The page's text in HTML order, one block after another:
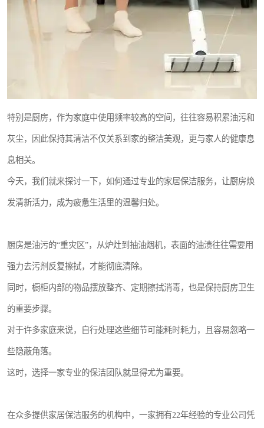
特别是厨房，作为家庭中使用频率较高的空间，往往容易积累油污和
灰尘，因此保持其清洁不仅关系到家的整洁美观，更与家人的健康息
息相关。
今天，我们就来探讨一下，如何通过专业的家居保洁服务，让厨房焕
发清新活力，成为疲惫生活里的温馨归处。
厨房是油污的“重灾区”，从炉灶到抽油烟机，表面的油渍往往需要用
强力去污剂反复擦拭，才能彻底清除。
同时，橱柜内部的物品摆放整齐、定期擦拭消毒，也是保持厨房卫生
的重要步骤。
对于许多家庭来说，自行处理这些细节可能耗时耗力，且容易忽略一
些隐蔽角落。
这时，选择一家专业的保洁团队就显得尤为重要。
在众多提供家居保洁服务的机构中，一家拥有22年经验的专业公司凭